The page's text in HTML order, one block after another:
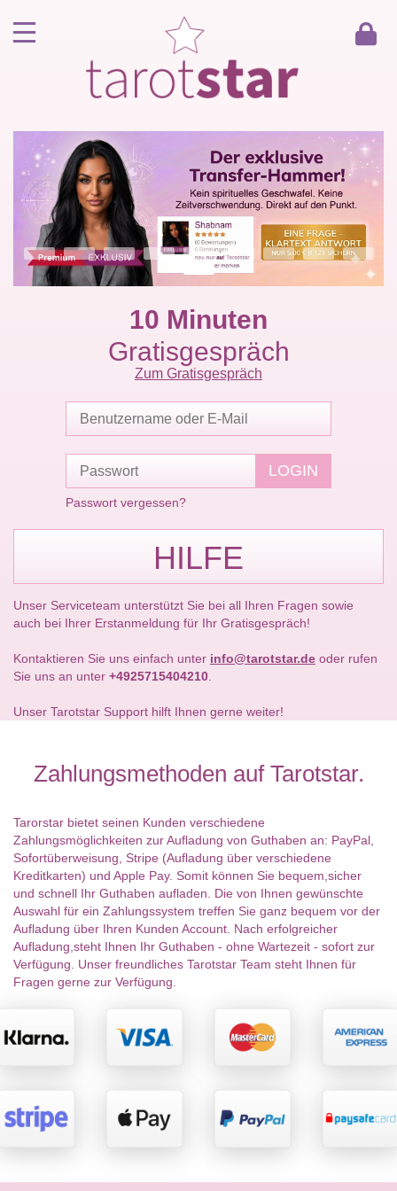
Kunde werden
Berater werden
Kartenlegen Gratisgespräch
Gästebuch
10 Minuten
Gratisgespräch
Zum Gratisgespräch
Passwort vergessen?
HILFE
Unser Serviceteam unterstützt Sie bei all Ihren Fragen sowie
auch bei Ihrer Erstanmeldung für Ihr Gratisgespräch!
Kontaktieren Sie uns einfach unter info@tarotstar.de oder rufen
Sie uns an unter +4925715404210
Unser Tarotstar Support hilft Ihnen gerne weiter!
Zahlungsmethoden auf Tarotstar.
Tarorstar bietet seinen Kunden verschiedene
Zahlungsmöglichkeiten zur Aufladung von Guthaben an: PayPal,
Sofortüberweisung, Stripe (Aufladung über verschiedene
Kreditkarten) und Apple Pay. Somit können Sie bequem,sicher
und schnell Ihr Guthaben aufladen. Die von Ihnen gewünschte
Auswahl für ein Zahlungssystem treffen Sie ganz bequem vor der
Aufladung über Ihren Kunden Account. Nach erfolgreicher
Aufladung,steht Ihnen Ihr Guthaben - ohne Wartezeit - sofort zur
Verfügung. Unser freundliches Tarotstar Team steht Ihnen für
Fragen gerne zur Verfügung.